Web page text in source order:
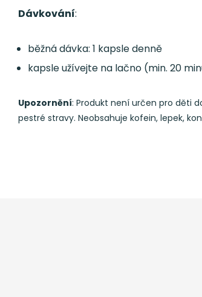
Dávkování:
běžná dávka: 1 kapsle denně
kapsle užívejte na lačno (min. 20
Upozornění: Produkt není určen pro děti
pestré stravy. Neobsahuje kofein, lepek,